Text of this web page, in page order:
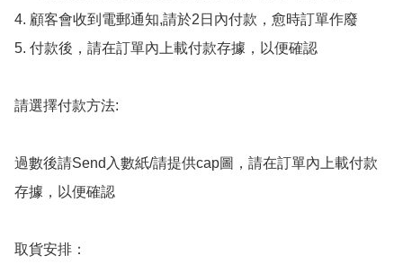
4. 顧客會收到電郵通知,請於2日內付款，愈時訂單作廢
5. 付款後，請在訂單內上載付款存據，以便確認
請選擇付款方法:
過數後請Send入數紙/請提供cap圖，請在訂單內上載付款
存據，以便確認
取貨安排：